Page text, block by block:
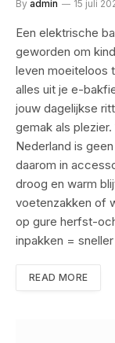
By admin 15 juli
Een elektrische
geworden om
leven moeiteloos
alles uit je e-
jouw dagelijkse
gemak als
Nederland is
daarom in
droog en warm
voetenzakken of
op gure herfst-
inpakken =
READ MORE